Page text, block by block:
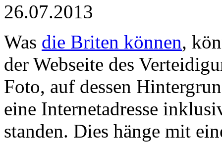
26.07.2013
Was die Briten können,
der Webseite des
Foto, auf dessen
eine Internetadresse
standen. Dies hänge mit